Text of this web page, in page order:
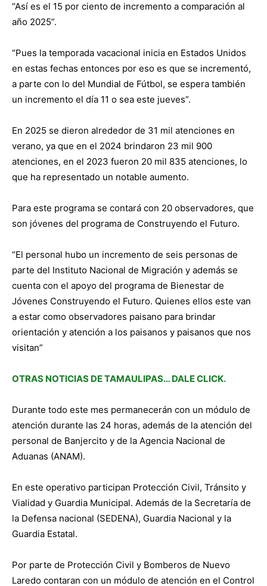
“Así es el 15 por ciento de incremento a comparación al
año 2025”.
“Pues la temporada vacacional inicia en Estados Unidos
en estas fechas entonces por eso es que se incrementó,
a parte con lo del Mundial de Fútbol, se espera también
un incremento el día 11 o sea este jueves”.
En 2025 se dieron alrededor de 31 mil atenciones en
verano, ya que en el 2024 brindaron 23 mil 900
atenciones, en el 2023 fueron 20 mil 835 atenciones, lo
que ha representado un notable aumento.
Para este programa se contará con 20 observadores, que
son jóvenes del programa de Construyendo el Futuro.
“El personal hubo un incremento de seis personas de
parte del Instituto Nacional de Migración y además se
cuenta con el apoyo del programa de Bienestar de
Jóvenes Construyendo el Futuro. Quienes ellos este van
a estar como observadores paisano para brindar
orientación y atención a los paisanos y paisanos que nos
visitan”
OTRAS NOTICIAS DE TAMAULIPAS… DALE CLICK.
Durante todo este mes permanecerán con un módulo de
atención durante las 24 horas, además de la atención del
personal de Banjercito y de la Agencia Nacional de
Aduanas (ANAM).
En este operativo participan Protección Civil, Tránsito y
Vialidad y Guardia Municipal. Además de la Secretaría de
la Defensa nacional (SEDENA), Guardia Nacional y la
Guardia Estatal.
Por parte de Protección Civil y Bomberos de Nuevo
Laredo contaran con un módulo de atención en el Control